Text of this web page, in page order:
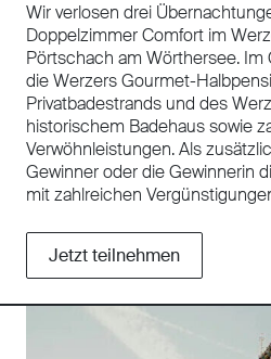
Wir verlosen drei
Doppelzimmer Comfort im
Pörtschach am Wörthersee. Im
die Werzers Gourmet-
Privatbadestrands und des
historischem Badehaus sowie
Verwöhnleistungen. Als
Gewinner oder die Gewinnerin
mit zahlreichen
Jetzt teilnehmen